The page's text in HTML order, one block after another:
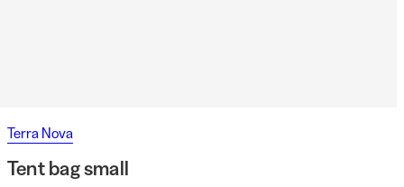
Terra Nova
Tent bag small